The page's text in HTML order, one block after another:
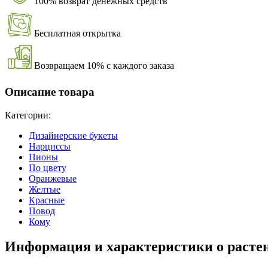
Бесплатная открытка
Возвращаем 10% с каждого заказа
Описание товара
Категории:
Дизайнерские букеты
Нарциссы
Пионы
По цвету
Оранжевые
Желтые
Красные
Повод
Кому
Информация и характеристики о